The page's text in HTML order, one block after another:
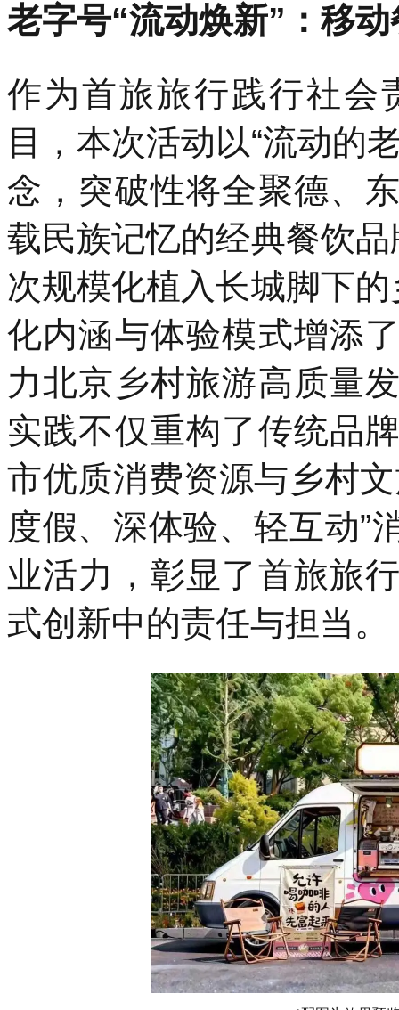
老字号“流动焕新”：移
作为首旅旅行践行社会
目，本次活动以“流动的
念，突破性将全聚德、
载民族记忆的经典餐饮
次规模化植入长城脚下
化内涵与体验模式增添
力北京乡村旅游高质量
实践不仅重构了传统品
市优质消费资源与乡村
度假、深体验、轻互动”
业活力，彰显了首旅旅
式创新中的责任与担当。